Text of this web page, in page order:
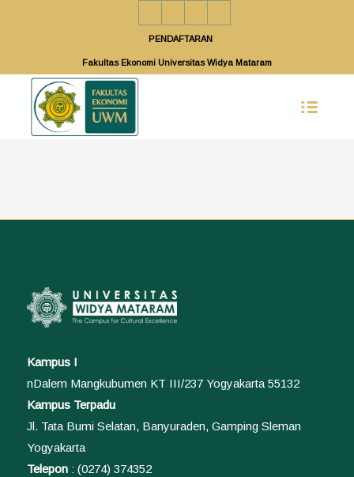
PENDAFTARAN
Fakultas Ekonomi Universitas Widya Mataram
Kampus I
nDalem Mangkubumen KT III/237 Yogyakarta 55132
Kampus Terpadu
Jl. Tata Bumi Selatan, Banyuraden, Gamping Sleman
Yogyakarta
Telepon: (0274) 374352